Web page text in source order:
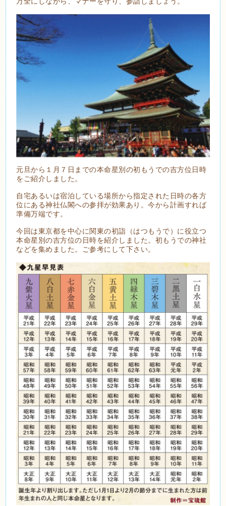
元旦から１月７日までの本命星別の初もうでの吉方位日時
をご紹介しました。
自宅あるいは宿泊している場所から指定された日時の各方
位にある神社仏閣への参拝が効果あり。今から計画すれば
準備万端です。
今回は東京都を中心に関東の初詣（はつもうで）に役立つ
本命星別の吉方位の日時を紹介しました。初もうでの神社
などを集めました。ご参考にして下さい。